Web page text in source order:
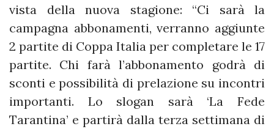
vista della nuova stagione: “Ci sarà la
campagna abbonamenti, verranno aggiunte
2 partite di Coppa Italia per completare le 17
partite. Chi farà l’abbonamento godrà di
sconti e possibilità di prelazione su incontri
importanti. Lo slogan sarà ‘La Fede
Tarantina’ e partirà dalla terza settimana di